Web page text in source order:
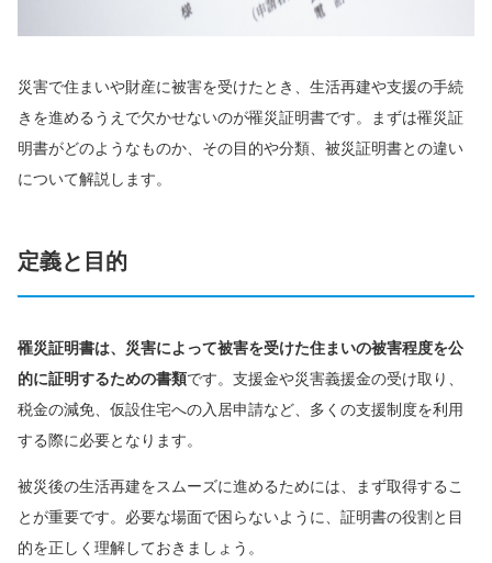
災害で住まいや財産に被害を受けたとき、生活再建や支援の手続
きを進めるうえで欠かせないのが罹災証明書です。まずは罹災証
明書がどのようなものか、その目的や分類、被災証明書との違い
について解説します。
定義と目的
罹災証明書は、災害によって被害を受けた住まいの被害程度を公
的に証明するための書類です。支援金や災害義援金の受け取り、
税金の減免、仮設住宅への入居申請など、多くの支援制度を利用
する際に必要となります。
被災後の生活再建をスムーズに進めるためには、まず取得するこ
とが重要です。必要な場面で困らないように、証明書の役割と目
的を正しく理解しておきましょう。